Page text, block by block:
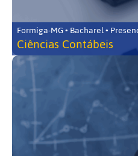
Formiga-MG • Bacharel •
Ciências Contábeis